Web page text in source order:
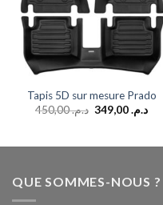
Tapis 5D sur mesure Prado
د.م.450,00 د.م.349,00
QUE SOMMES-NOUS ?